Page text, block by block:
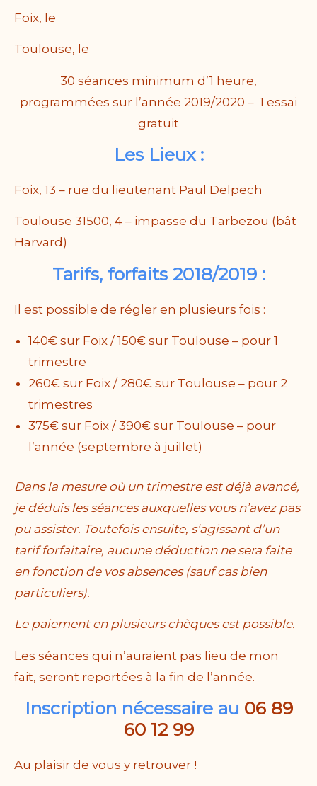
Foix, le
Toulouse, le
30 séances minimum d’1 heure,
programmées sur l’année 2019/2020 – 1 essai
gratuit
Les Lieux :
Foix, 13 – rue du lieutenant Paul Delpech
Toulouse 31500, 4 – impasse du Tarbezou (bât
Harvard)
Tarifs, forfaits 2018/2019 :
Il est possible de régler en plusieurs fois :
140€ sur Foix / 150€ sur Toulouse – pour 1
trimestre
260€ sur Foix / 280€ sur Toulouse – pour 2
trimestres
375€ sur Foix / 390€ sur Toulouse – pour
l’année (septembre à juillet)
Dans la mesure où un trimestre est déjà avancé,
je déduis les séances auxquelles vous n’avez pas
pu assister. Toutefois ensuite, s’agissant d’un
tarif forfaitaire, aucune déduction ne sera faite
en fonction de vos absences (sauf cas bien
particuliers).
Le paiement en plusieurs chèques est possible.
Les séances qui n’auraient pas lieu de mon
fait, seront reportées à la fin de l’année.
Inscription nécessaire au 06 89
60 12 99
Au plaisir de vous y retrouver !